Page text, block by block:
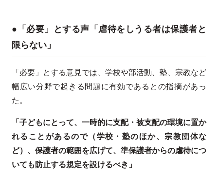
●「必要」とする声「虐待をしうる者は保護者と
限らない」
「必要」とする意見では、学校や部活動、塾、宗教など
幅広い分野で起きる問題に有効であるとの指摘があっ
た。
「子どもにとって、一時的に支配・被支配の環境に置か
れることがあるので（学校・塾のほか、宗教団体な
ど）、保護者の範囲を広げて、準保護者からの虐待につ
いても防止する規定を設けるべき」